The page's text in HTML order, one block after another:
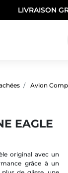
LIVRAISON
Avion
EAGLE
original avec un
grâce à un